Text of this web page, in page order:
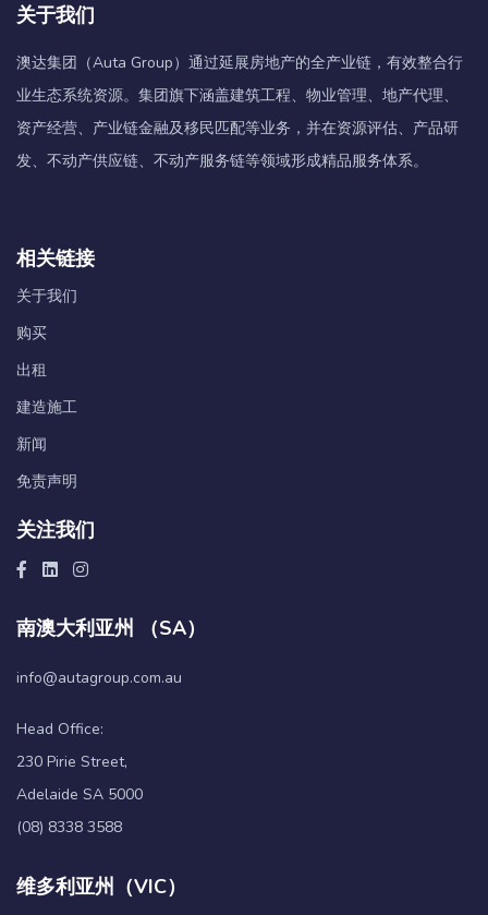
关于我们
澳达集团（Auta Group）通过延展房地产的全产业链，有效整合行
业生态系统资源。集团旗下涵盖建筑工程、物业管理、地产代理、
资产经营、产业链金融及移民匹配等业务，并在资源评估、产品研
发、不动产供应链、不动产服务链等领域形成精品服务体系。
相关链接
关于我们
购买
出租
建造施工
新闻
免责声明
关注我们
南澳大利亚州 （SA）
info@autagroup.com.au
Head Office:
230 Pirie Street,
Adelaide SA 5000
(08) 8338 3588
维多利亚州（VIC）